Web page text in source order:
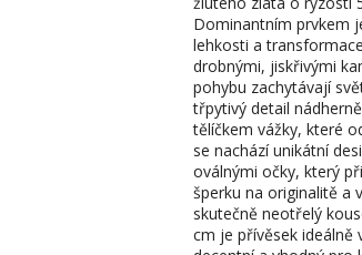
Dominantním prvkem
lehkosti a
drobnými, jiskřivými
pohybu zachytávají
třpytivý detail
tělíčkem vážky, které
se nachází unikátní
oválnými očky, který
šperku na originalitě a
skutečně neotřelý
cm je přívěsek ideálně